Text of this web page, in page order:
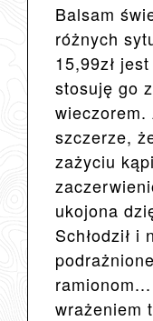
Balsam
różnych
15,99zł
stosuję go
wieczorem.
szczerze,
zażyciu
ukojona
Schłodził i
wrażeniem